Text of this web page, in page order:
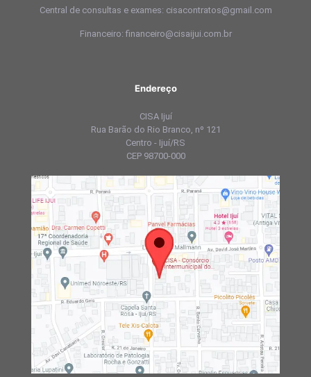
Central de consultas e exames: cisacontratos@gmail.com
Financeiro: financeiro@cisaijui.com.br
Endereço
CISA Ijuí
Rua Barão do Rio Branco, nº 121
Centro - Ijuí/RS
CEP 98700-000